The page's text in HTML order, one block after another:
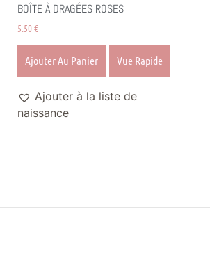
BOÎTE À DRAGÉES ROSES
5.50€
Ajouter Au Panier Vue Rapide
Ajouter à la liste de
naissance